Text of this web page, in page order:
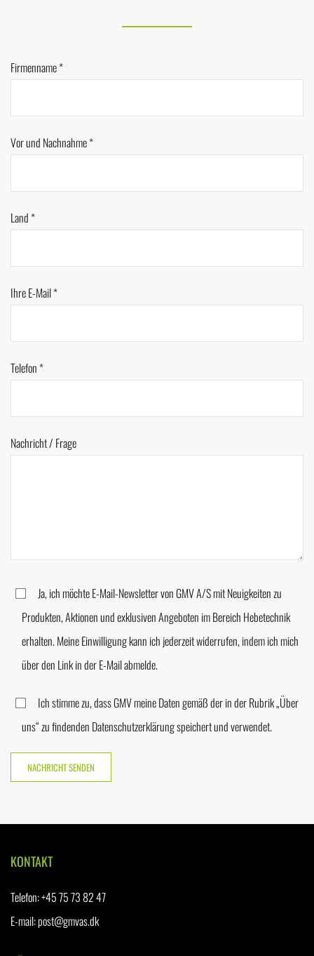
Firmenname *
Vor und Nachnahme *
Land *
Ihre E-Mail *
Telefon *
Nachricht / Frage
Ja, ich möchte E-Mail-Newsletter von GMV A/S mit Neuigkeiten zu
Produkten, Aktionen und exklusiven Angeboten im Bereich Hebetechnik
erhalten. Meine Einwilligung kann ich jederzeit widerrufen, indem ich mich
über den Link in der E-Mail abmelde.
Ich stimme zu, dass GMV meine Daten gemäß der in der Rubrik „Über
uns“ zu findenden Datenschutzerklärung speichert und verwendet.
KONTAKT
Telefon:+45 75 73 82 47
E-mail:post@gmvas.dk